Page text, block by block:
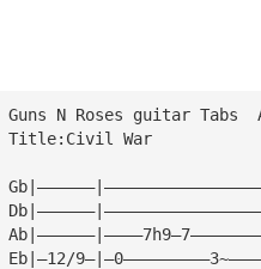
Guns N Roses guitar Tabs
Title:Civil War
Eb|—12/